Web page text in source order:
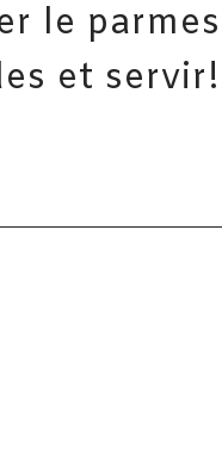
le
et servir!